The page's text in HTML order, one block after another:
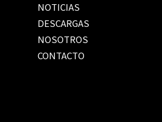
NOTICIAS
DESCARGAS
NOSOTROS
CONTACTO